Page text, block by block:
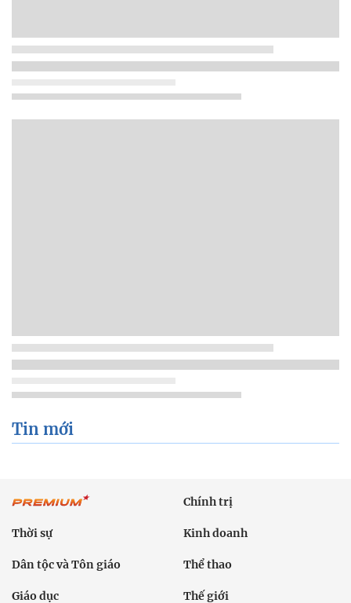
Tin mới
Chính trị
Thời sự Kinh doanh
Dân tộc và Tôn giáo Thể thao
Giáo dục Thế giới